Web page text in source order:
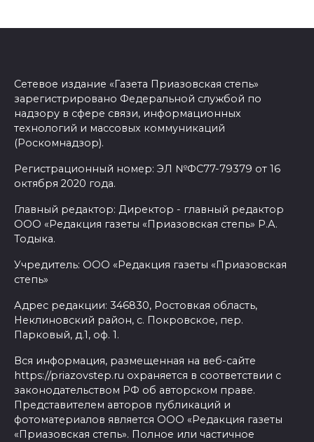
Сетевое издание «Газета Приазовская степь»
зарегистрировано Федеральной службой по
надзору в сфере связи, информационных
технологий и массовых коммуникаций
(Роскомнадзор).
Регистрационный номер: ЭЛ №ФС77-79379 от 16
октября 2020 года.
Главный редактор: Директор - главный редактор
ООО «Редакция газеты «Приазовская степь» Р.А.
Тодыка.
Учредитель: ООО «Редакция газеты «Приазовская
степь»
Адрес редакции: 346830, Ростовкая область,
Неклиновский район, с. Покровское, пер.
Парковый, д.1, оф. 1.
Вся информация, размещенная на веб-сайте
https://priazovstep.ru охраняется в соответствии с
законодательством РФ об авторском праве.
Представителем авторов публикаций и
фотоматериалов является ООО «Редакция газеты
«Приазовская степь». Полное или частичное